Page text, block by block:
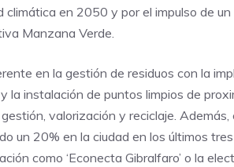
climática en 2050 y por el impulso de
Manzana Verde.
en la gestión de residuos con la
la instalación de puntos limpios de
valorización y reciclaje.
un 20% en la ciudad en los últimos
como ‘Econecta Gibralfaro’ o la